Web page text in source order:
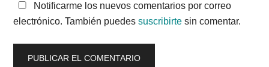
Notificarme los nuevos comentarios por correo
electrónico. También puedessuscribirte sin comentar.